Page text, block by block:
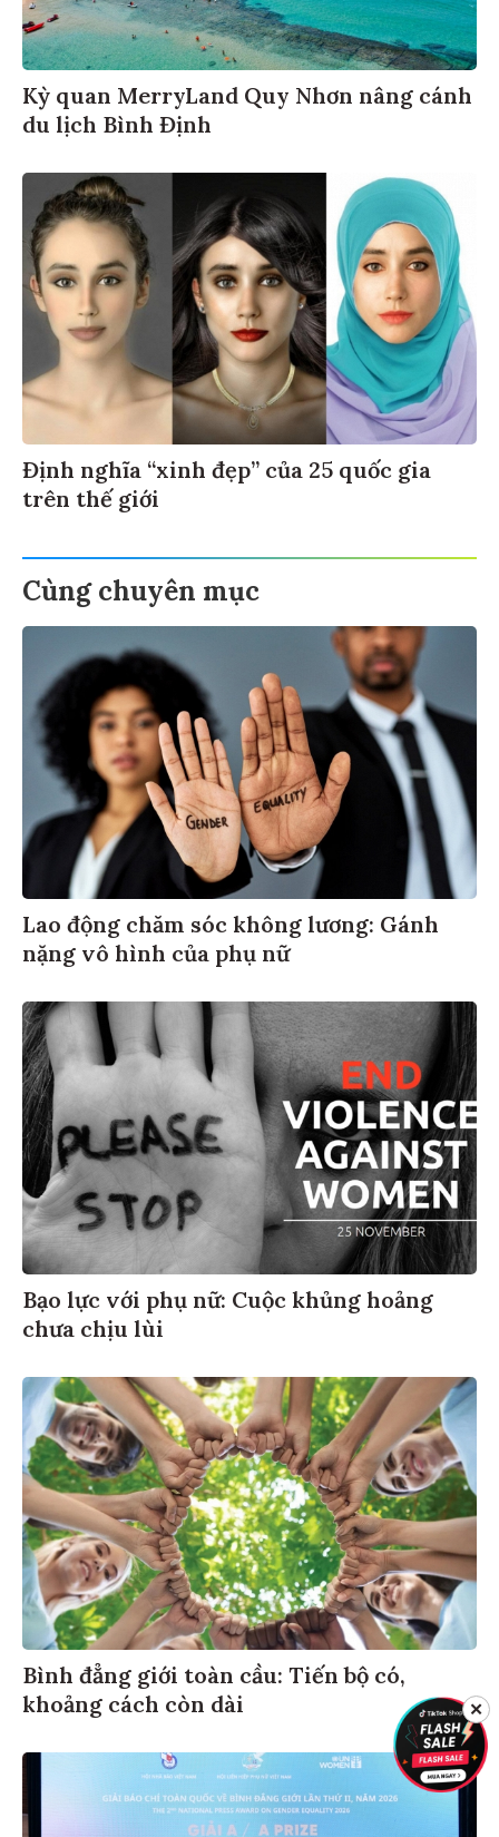
Kỳ quan MerryLand Quy Nhơn nâng cánh
du lịch Bình Định
Định nghĩa “xinh đẹp” của 25 quốc gia
trên thế giới
Cùng chuyên mục
Lao động chăm sóc không lương: Gánh
nặng vô hình của phụ nữ
Bạo lực với phụ nữ: Cuộc khủng hoảng
chưa chịu lùi
Bình đẳng giới toàn cầu: Tiến bộ có,
khoảng cách còn dài
✕